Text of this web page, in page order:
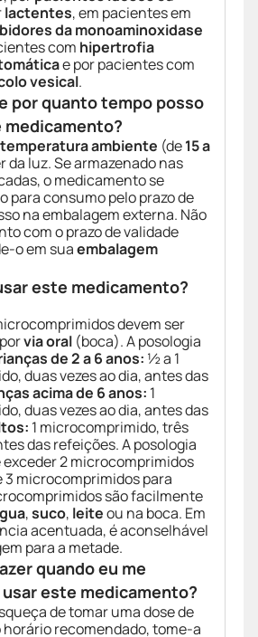
lactentes, em pacientes em
da monoaminoxidase
com hipertrofia
e por pacientes com
vesical.
por quanto tempo posso
temperatura ambiente (de15 a
da luz. Se armazenado nas
o medicamento se
para consumo pelo prazo de
na embalagem externa. Não
com o prazo de validade
o em suaembalagem
este medicamento?
devem ser
via oral (boca). A posologia
de 2 a 6 anos: ½ a 1
duas vezes ao dia, antes das
acima de 6 anos: 1
duas vezes ao dia, antes das
1 microcomprimido, três
das refeições. A posologia
exceder 2 microcomprimidos
3 microcomprimidos para
são facilmente
,suco, leiteou na boca. Em
acentuada, é aconselhável
para a metade.
quando eu me
este medicamento?
de tomar uma dose de
horário recomendado, tome-a